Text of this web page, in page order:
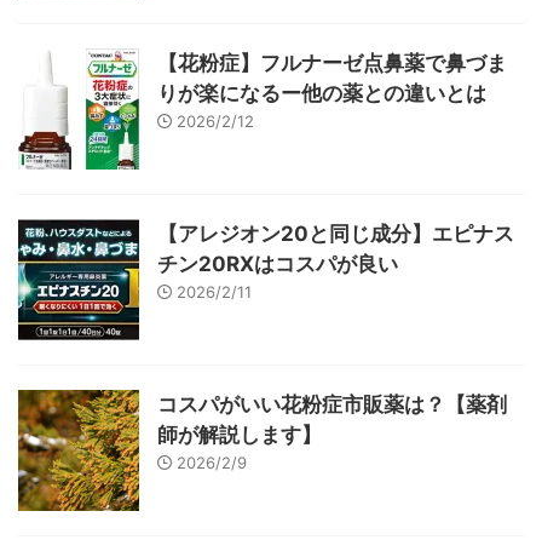
【花粉症】フルナーゼ点鼻薬で鼻づま
りが楽になるー他の薬との違いとは
2026/2/12
【アレジオン20と同じ成分】エピナス
チン20RXはコスパが良い
2026/2/11
コスパがいい花粉症市販薬は？【薬剤
師が解説します】
2026/2/9